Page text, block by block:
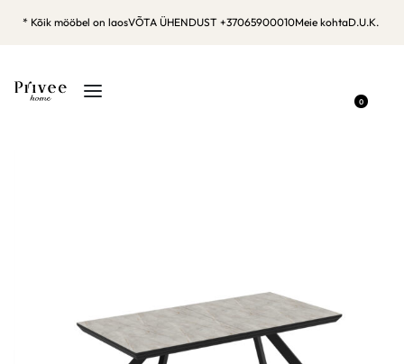
* Kõik mööbel on laosVÕTA ÜHENDUST +37065900010Meie kohtaD.U.K.
0